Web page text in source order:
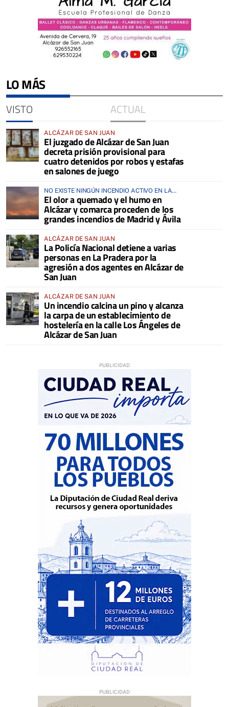
LO MÁS
VISTO ACTUAL
ALCÁZAR DE SAN JUAN
El juzgado de Alcázar de San Juan
decreta prisión provisional para
cuatro detenidos por robos y estafas
en salones de juego
NO EXISTE NINGÚN INCENDIO ACTIVO EN LA
COMARCA
El olor a quemado y el humo en
Alcázar y comarca proceden de los
grandes incendios de Madrid y Ávila
ALCÁZAR DE SAN JUAN
La Policía Nacional detiene a varias
personas en La Pradera por la
agresión a dos agentes en Alcázar de
San Juan
ALCÁZAR DE SAN JUAN
Un incendio calcina un pino y alcanza
la carpa de un establecimiento de
hostelería en la calle Los Ángeles de
Alcázar de San Juan